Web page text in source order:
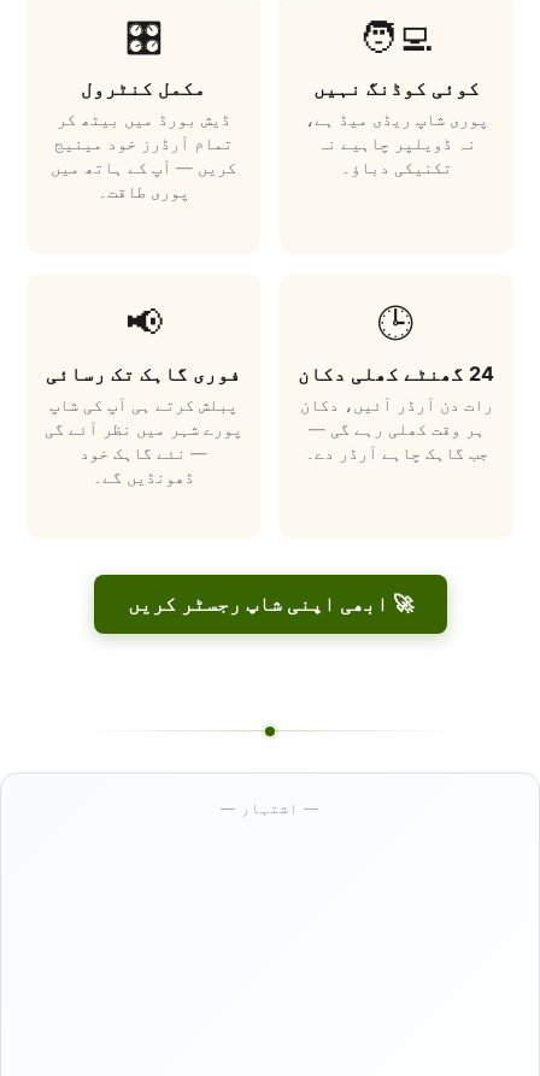
🧑‍💻
کوئی کوڈنگ نہیں
پوری شاپ ریڈی میڈ ہے،
نہ ڈویلپر چاہیے نہ
تکنیکی دباؤ۔
🎛️
مکمل کنٹرول
ڈیش بورڈ میں بیٹھ کر
تمام آرڈرز خود مینیج
کریں — آپ کے ہاتھ میں
پوری طاقت۔
🕒
24 گھنٹے کھلی دکان
رات دن آرڈر آئیں، دکان
ہر وقت کھلی رہے گی —
جب گاہک چاہے آرڈر دے۔
📢
فوری گاہک تک رسائی
پبلش کرتے ہی آپ کی شاپ
پورے شہر میں نظر آئے گی
— نئے گاہک خود
ڈھونڈیں گے۔
🚀 ابھی اپنی شاپ رجسٹر کریں
— اشتہار —